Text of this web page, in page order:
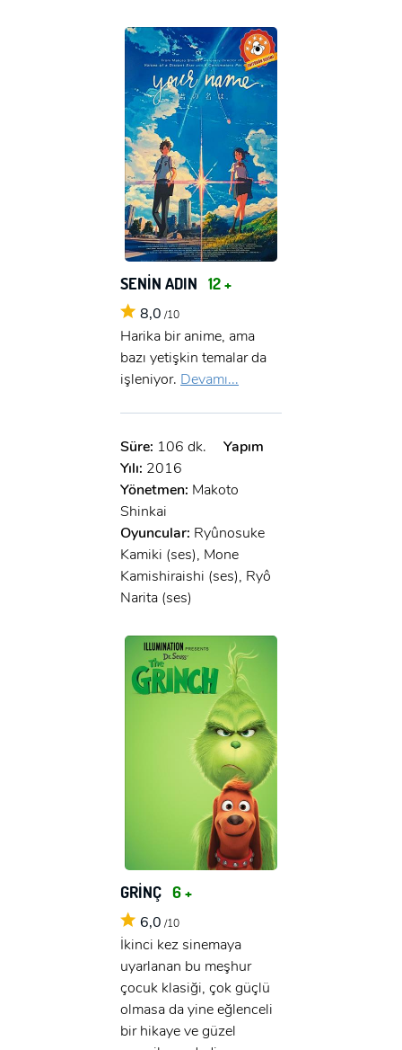
SENİN ADIN 12 +
8,0 /10
Harika bir anime, ama
bazı yetişkin temalar da
işleniyor. Devamı...
Süre: 106 dk.
Yapım
Yılı: 2016
Yönetmen: Makoto
Shinkai
Oyuncular: Ryûnosuke
Kamiki (ses), Mone
Kamishiraishi (ses), Ryô
Narita (ses)
GRİNÇ 6 +
6,0 /10
İkinci kez sinemaya
uyarlanan bu meşhur
çocuk klasiği, çok güçlü
olmasa da yine eğlenceli
bir hikaye ve güzel